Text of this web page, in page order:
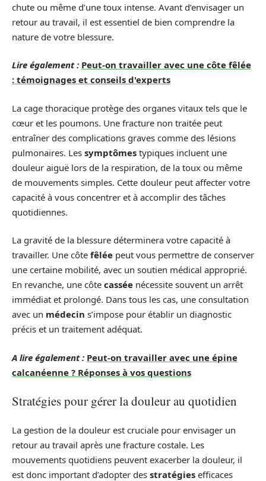
chute ou même d’une toux intense. Avant d’envisager un
retour au travail, il est essentiel de bien comprendre la
nature de votre blessure.
Lire également : Peut-on travailler avec une côte fêlée
: témoignages et conseils d'experts
La cage thoracique protège des organes vitaux tels que le
cœur et les poumons. Une fracture non traitée peut
entraîner des complications graves comme des lésions
pulmonaires. Les symptômes typiques incluent une
douleur aiguë lors de la respiration, de la toux ou même
de mouvements simples. Cette douleur peut affecter votre
capacité à vous concentrer et à accomplir des tâches
quotidiennes.
La gravité de la blessure déterminera votre capacité à
travailler. Une côte fêlée peut vous permettre de conserver
une certaine mobilité, avec un soutien médical approprié.
En revanche, une côte cassée nécessite souvent un arrêt
immédiat et prolongé. Dans tous les cas, une consultation
avec un médecin s’impose pour établir un diagnostic
précis et un traitement adéquat.
A lire également : Peut-on travailler avec une épine
calcanéenne ? Réponses à vos questions
Stratégies pour gérer la douleur au quotidien
La gestion de la douleur est cruciale pour envisager un
retour au travail après une fracture costale. Les
mouvements quotidiens peuvent exacerber la douleur, il
est donc important d’adopter des stratégies efficaces